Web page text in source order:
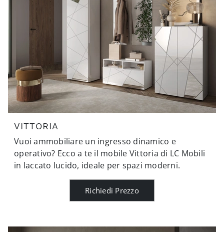
VITTORIA
Vuoi ammobiliare un ingresso dinamico e
operativo? Ecco a te il mobile Vittoria di LC Mobili
in laccato lucido, ideale per spazi moderni.
Richiedi Prezzo